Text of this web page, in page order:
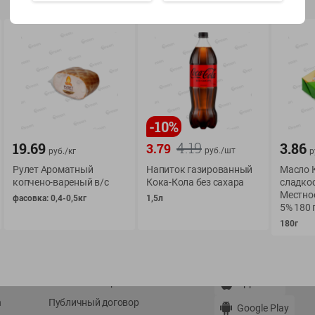
Условия доставки
Возврат товара
Публичный договор
Мой Green
Мои товары
Обратная связь
Google Play
19.69 руб./кг
Рулет Ароматный
копчено-вареный в/с
фасовка: 0,4-0,5кг
-10%
4.19
3.79 руб./шт
Напиток газированный
Кока-Кола без сахара
1,5л
3.86
Масло
5% 180
180г